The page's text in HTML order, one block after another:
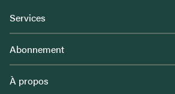
Services
Abonnement
À propos